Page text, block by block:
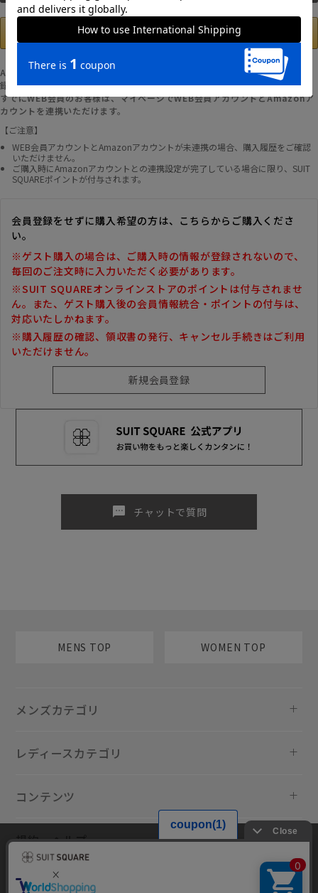
Amazonアカウントの登録情報を使用して、お支払いおよび新規WEB会員登
録が可能です。
すでにWEB会員のお客様は、マイページでWEB会員アカウントとAmazonア
カウントを連携いただけます。
【ご注意】
WEB会員アカウントとAmazonアカウントが未連携の場合、購入履歴をご確認
いただけません。
ご購入時にAmazonアカウントとの連携設定が完了している場合に限り、SUIT
SQUAREポイントが付与されます。
会員登録をせずに購入希望の方は、こちらからご購入くださ
い。
※ゲスト購入の場合は、ご購入時の情報が登録されないので、
毎回のご注文時に入力いただく必要があります。
※SUIT SQUAREオンラインストアのポイントは付与されませ
ん。また、ゲスト購入後の会員情報統合・ポイントの付与は、
対応いたしかねます。
※購入履歴の確認、領収書の発行、キャンセル手続きはご利用
いただけません。
sms チャットで質問
MENS TOP WOMEN TOP
メンズカテゴリ
レディースカテゴリ
コンテンツ
規約・ヘルプ
当サイトでは利用体験の向上およびコンテンツの最適な提供、トラフィ
ックの分析を目的としてCookieを使用しています。サイトの閲覧を継続